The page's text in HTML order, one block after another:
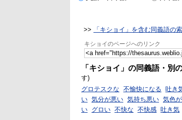
>> 「キショイ」を含む同義語の索
キショイのページへのリンク
「キショイ」の同義語・別
す)
グロテスクな 不愉快になる 吐き
い 気分が悪い 気持ち悪い 気色
い グロい 不快な 不快感 吐き気